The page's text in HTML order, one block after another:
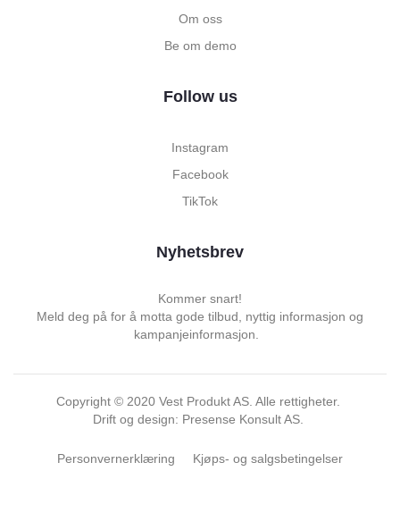
Om oss
Be om demo
Follow us
Instagram
Facebook
TikTok
Nyhetsbrev
Kommer snart!
Meld deg på for å motta gode tilbud, nyttig informasjon og
kampanjeinformasjon.
Copyright © 2020 Vest Produkt AS. Alle rettigheter.
Drift og design: Presense Konsult AS.
Personvernerklæring Kjøps- og salgsbetingelser